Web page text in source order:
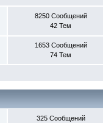
8250 Сообщений
42 Тем
1653 Сообщений
74 Тем
325 Сообщений